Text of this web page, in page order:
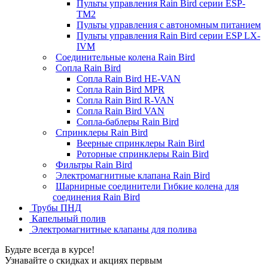
Пульты управления Rain Bird серии ESP-
TM2
Пульты управления с автономным питанием
Пульты управления Rain Bird серии ESP LX-
IVM
Соединительные колена Rain Bird
Сопла Rain Bird
Сопла Rain Bird HE-VAN
Сопла Rain Bird MPR
Сопла Rain Bird R-VAN
Сопла Rain Bird VAN
Сопла-баблеры Rain Bird
Спринклеры Rain Bird
Веерные спринклеры Rain Bird
Роторные спринклеры Rain Bird
Фильтры Rain Bird
Электромагнитные клапана Rain Bird
Шарнирные соединители Гибкие колена для
соединения Rain Bird
Трубы ПНД
Капельный полив
Электромагнитные клапаны для полива
Будьте всегда в курсе!
Узнавайте о скидках и акциях первым